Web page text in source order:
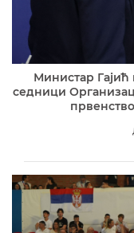
Министар Гајић
седници